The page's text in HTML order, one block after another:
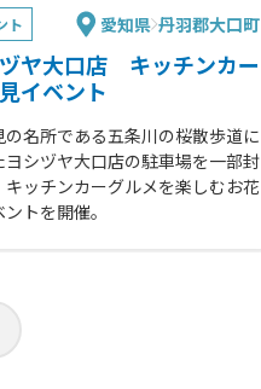
ト 愛知県 丹羽郡大口町
ヤ大口店 キッチンカー
イベント
の名所である五条川の桜散歩道に
ヨシヅヤ大口店の駐車場を一部封
キッチンカーグルメを楽しむお花
トを開催。